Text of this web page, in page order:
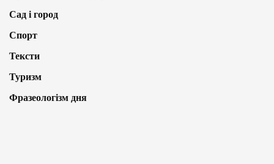
Сад і город
Спорт
Тексти
Туризм
Фразеологізм дня